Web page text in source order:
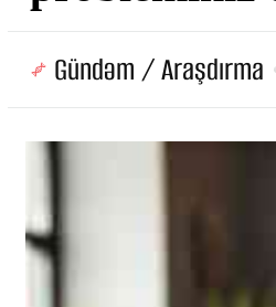
Gündəm / Araşdırma